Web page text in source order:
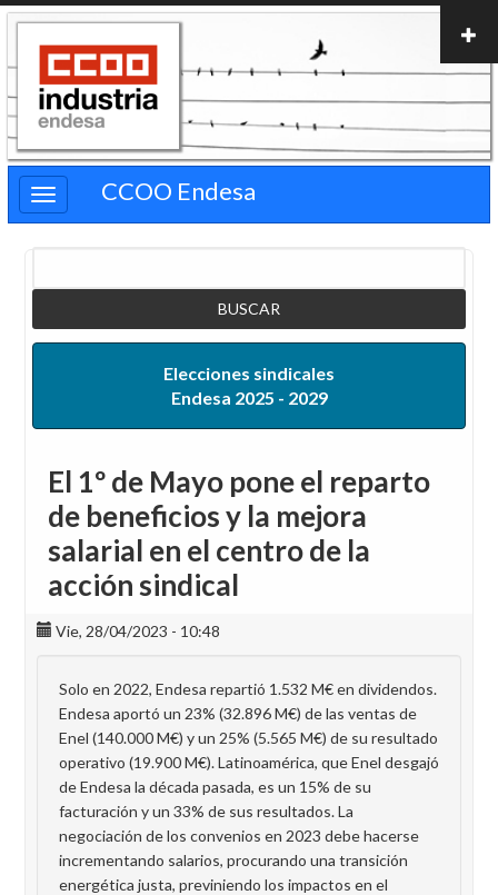
Pasar
contenido
principal
CCOO Endesa
Elecciones sindicales
Endesa 2025 - 2029
El 1º de Mayo pone el reparto
de beneficios y la mejora
salarial en el centro de la
acción sindical
Vie, 28/04/2023 - 10:48
Solo en 2022, Endesa repartió 1.532 M€ en dividendos.
Endesa aportó un 23% (32.896 M€) de las ventas de
Enel (140.000 M€) y un 25% (5.565 M€) de su resultado
operativo (19.900 M€). Latinoamérica, que Enel desgajó
de Endesa la década pasada, es un 15% de su
facturación y un 33% de sus resultados. La
negociación de los convenios en 2023 debe hacerse
incrementando salarios, procurando una transición
energética justa, previniendo los impactos en el